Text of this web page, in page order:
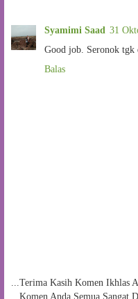
Syamimi Saad 31
Good job. Seronok tgk
Balas
...Terima Kasih Komen Ikhlas
...Komen Anda Semua Sangat